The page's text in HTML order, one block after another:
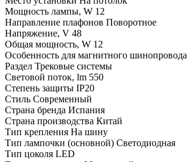
Мощность лампы, W 12
Направление плафонов Поворотное
Напряжение, V 48
Общая мощность, W 12
Особенность для магнитного шинопровода
Раздел Трековые системы
Световой поток, lm 550
Степень защиты IP20
Стиль Современный
Страна бренда Испания
Страна производства Китай
Тип крепления На шину
Тип лампочки (основной) Светодиодная
Тип цоколя LED